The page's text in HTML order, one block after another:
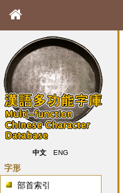
中文 ENG
字形
部首索引